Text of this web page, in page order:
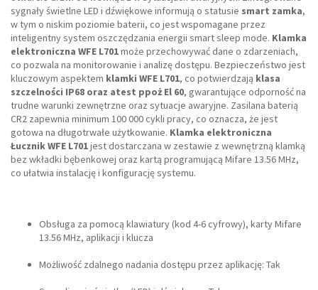
sygnały świetlne LED i dźwiękowe informują o statusie smart zamka,
w tym o niskim poziomie baterii, co jest wspomagane przez
inteligentny system oszczędzania energii smart sleep mode. Klamka
elektroniczna WFE L701może przechowywać dane o zdarzeniach,
co pozwala na monitorowanie i analizę dostępu. Bezpieczeństwo jest
kluczowym aspektem klamki WFE L701, co potwierdzają klasa
szczelności IP68 oraz atest ppoż El 60, gwarantujące odporność na
trudne warunki zewnętrzne oraz sytuacje awaryjne. Zasilana baterią
CR2 zapewnia minimum 100 000 cykli pracy, co oznacza, że jest
gotowa na długotrwałe użytkowanie. Klamka elektroniczna
Łucznik WFE L701jest dostarczana w zestawie z wewnętrzną klamką
bez wkładki bębenkowej oraz kartą programującą Mifare 13.56 MHz,
co ułatwia instalację i konfigurację systemu.
Obsługa za pomocą klawiatury (kod 4-6 cyfrowy), karty Mifare
13.56 MHz, aplikacji i klucza
Możliwość zdalnego nadania dostępu przez aplikację: Tak